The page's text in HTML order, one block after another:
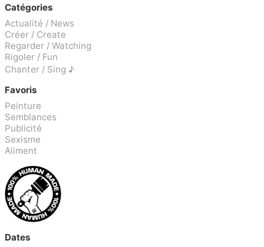
Catégories
Actualité / News
Créer / Create
Regarder / Watching
Rigoler / Fun
Chanter / Sing ♪
Favoris
Peinture
Semblances
Publicité
Sexisme
Aliment
Dates